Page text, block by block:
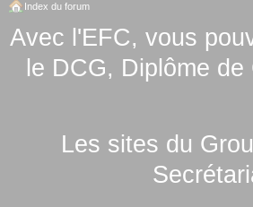
Index du forum
Avec l'EFC, vous
le DCG, Diplôme
Les sites du